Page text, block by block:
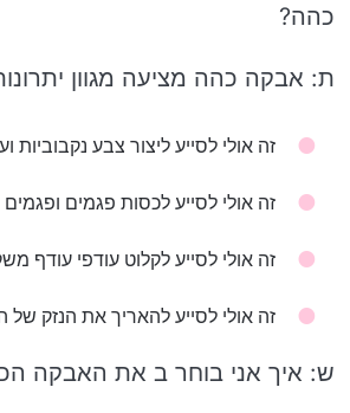
כהה?
ת: אבקה כהה מציעה מגוון
זה אולי לסייע ליצור צבע נקבוביות
זה אולי לסייע לכסות פגמים ופגמים
זה אולי לסייע לקלוט עודפי עודף
זה אולי לסייע להאריך את הנזק
ש: איך אני בוחר ב את האבקה